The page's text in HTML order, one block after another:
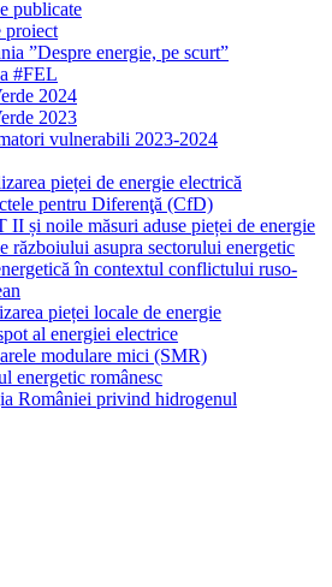
publicate
proiect
”Despre energie, pe scurt”
#FEL
2024
2023
vulnerabili 2023-2024
pieței de energie electrică
pentru Diferenţă (CfD)
II și noile măsuri aduse pieței de energie
războiului asupra sectorului energetic
în contextul conflictului ruso-
pieței locale de energie
al energiei electrice
modulare mici (SMR)
energetic românesc
României privind hidrogenul